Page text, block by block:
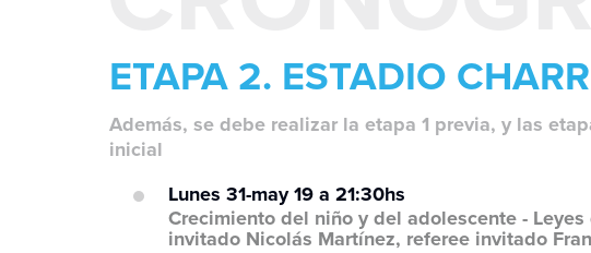
ETAPA 2. ESTADIO
Además, se debe realizar la etapa 1 previa, y las
inicial
Lunes 31-may 19 a 21:30hs
Crecimiento del niño y del adolescente - Leyes
invitado Nicolás Martínez, referee invitado